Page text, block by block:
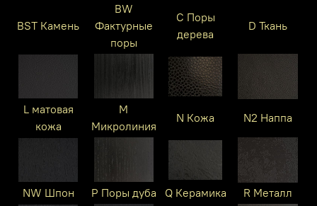
BST Камень
BW
Фактурные
поры
C Поры
дерева
D Ткань
L матовая
кожа
M
Микролиния
N Кожа N2 Наппа
NW Шпон P Поры дуба Q Керамика R Металл